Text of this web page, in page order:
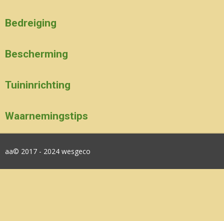
Bedreiging
Bescherming
Tuininrichting
Waarnemingstips
aa© 2017 - 2024 wesgeco